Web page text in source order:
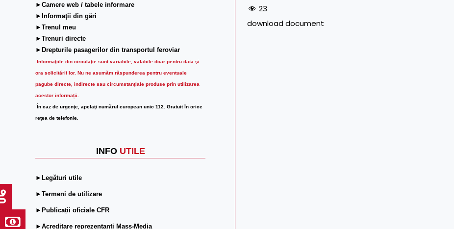
►Camere web / tabele informare
►Informaţii din gări
►Trenul meu
►Trenuri directe
►Drepturile pasagerilor din transportul feroviar
Informaţiile din circulaţie sunt variabile, valabile doar pentru data şi
ora solicitării lor. Nu ne asumăm răspunderea pentru eventuale
pagube directe, indirecte sau circumstanțiale produse prin utilizarea
acestor informații.
În caz de urgenţe, apelaţi numărul european unic 112. Gratuit în orice
reţea de telefonie.
INFO UTILE
►Legături utile
►Termeni de utilizare
►Publicații oficiale CFR
►Acreditare reprezentanți Mass-Media
23
download document